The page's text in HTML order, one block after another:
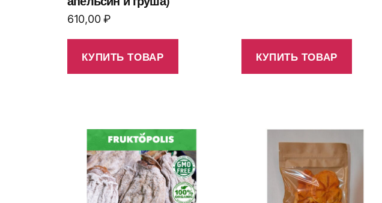
610,00₽
КУПИТЬ ТОВАР КУПИТЬ ТОВАР